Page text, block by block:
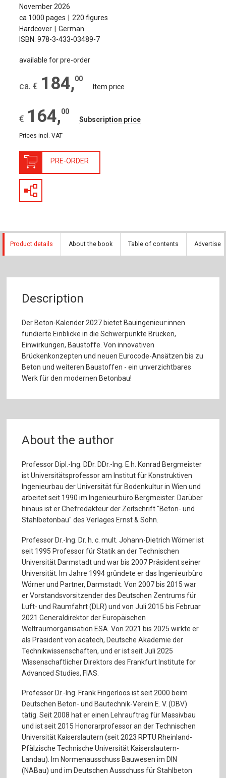
November 2026
ca 1000 pages
220 figures
Hardcover
German
ISBN: 978-3-433-03489-7
available for pre-order
ca. € 184,00
Item price
€ 164,00
Subscription price
Prices incl. VAT
PRE-ORDER
Product details About the book Table of contents Advertise
Description
Der Beton-Kalender 2027 bietet Bauingenieur:innen
fundierte Einblicke in die Schwerpunkte Brücken,
Einwirkungen, Baustoffe. Von innovativen
Brückenkonzepten und neuen Eurocode-Ansätzen bis zu
Beton und weiteren Baustoffen - ein unverzichtbares
Werk für den modernen Betonbau!
About the author
Professor Dipl.-Ing. DDr. DDr.-Ing. E.h. Konrad Bergmeister
ist Universitätsprofessor am Institut für Konstruktiven
Ingenieurbau der Universität für Bodenkultur in Wien und
arbeitet seit 1990 im Ingenieurbüro Bergmeister. Darüber
hinaus ist er Chefredakteur der Zeitschrift "Beton- und
Stahlbetonbau" des Verlages Ernst & Sohn.
Professor Dr.-Ing. Dr. h. c. mult. Johann-Dietrich Wörner ist
seit 1995 Professor für Statik an der Technischen
Universität Darmstadt und war bis 2007 Präsident seiner
Universität. Im Jahre 1994 gründete er das Ingenieurbüro
Wörner und Partner, Darmstadt. Von 2007 bis 2015 war
er Vorstandsvorsitzender des Deutschen Zentrums für
Luft- und Raumfahrt (DLR) und von Juli 2015 bis Februar
2021 Generaldirektor der Europäischen
Weltraumorganisation ESA. Von 2021 bis 2025 wirkte er
als Präsident von acatech, Deutsche Akademie der
Technikwissenschaften, und er ist seit Juli 2025
Wissenschaftlicher Direktors des Frankfurt Institute for
Advanced Studies, FIAS.
Professor Dr.-Ing. Frank Fingerloos ist seit 2000 beim
Deutschen Beton- und Bautechnik-Verein E. V. (DBV)
tätig. Seit 2008 hat er einen Lehrauftrag für Massivbau
und ist seit 2015 Honorarprofessor an der Technischen
Universität Kaiserslautern (seit 2023 RPTU Rheinland-
Pfälzische Technische Universität Kaiserslautern-
Landau). Im Normenausschuss Bauwesen im DIN
(NABau) und im Deutschen Ausschuss für Stahlbeton